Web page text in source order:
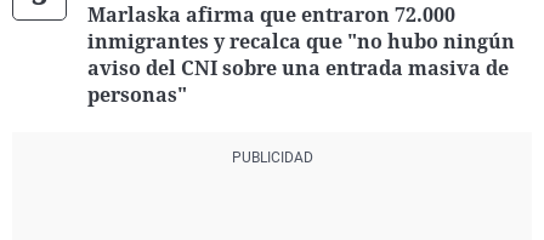
Marlaska afirma que entraron 72.000
inmigrantes y recalca que "no hubo ningún
aviso del CNI sobre una entrada masiva de
personas"